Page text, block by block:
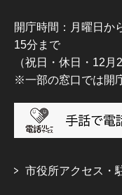
開庁時間：月曜日か
15分まで
（祝日・休日・12月
※一部の窓口では開
市役所アクセス・